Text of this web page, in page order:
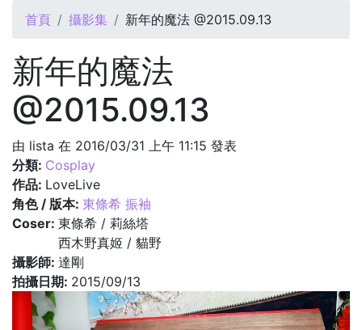
您在這裡
首頁 攝影集 新年的魔法 @2015.09.13
新年的魔法
@2015.09.13
由 lista 在 2016/03/31 上午 11:15 發表
分類: Cosplay
作品: LoveLive
角色 / 版本: 東條希 振袖
Coser: 東條希 / 莉絲塔
西木野真姬 / 貓野
攝影師: 達剛
拍攝日期: 2015/09/13